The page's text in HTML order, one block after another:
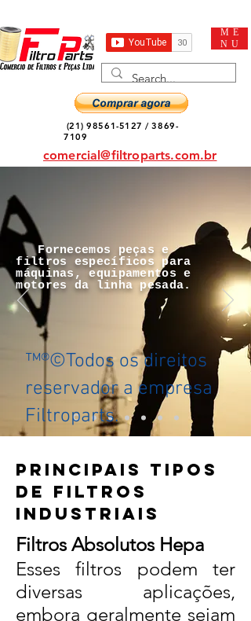
ME
NU
(21) 98561-5127 /3869-
7109
comercial@filtroparts.com.br
Fornecemos peças e
filtros específicos para
máquinas, equipamentos e
motores da linha pesada.
™®©Todos os direitos
reservador a empresa
Filtroparts.
PRINCIPAIS TIPOS
DE FILTROS
INDUSTRIAIS
Filtros Absolutos Hepa
Esses filtros podem ter
diversas aplicações,
embora geralmente sejam